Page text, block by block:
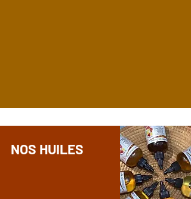
NOS HUILES